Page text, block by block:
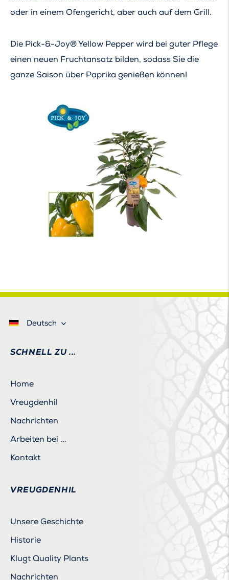
oder in einem Ofengericht, aber auch auf dem Grill.
Die Pick-&-Joy® Yellow Pepper wird bei guter Pflege
einen neuen Fruchtansatz bilden, sodass Sie die
ganze Saison über Paprika genießen können!
Deutsch
SCHNELL ZU ...
Home
Vreugdenhil
Nachrichten
Arbeiten bei ...
Kontakt
VREUGDENHIL
Unsere Geschichte
Historie
Klugt Quality Plants
Nachrichten